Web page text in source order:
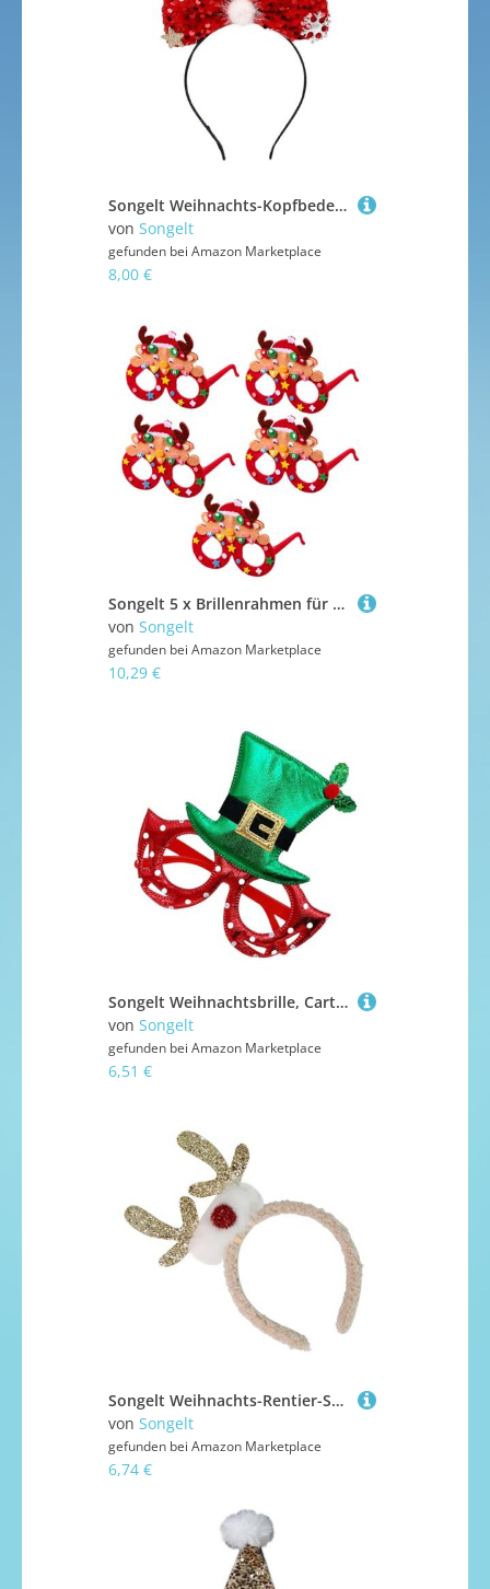
Songelt Weihnachts-Kopfbedeckung, festliches Stirnband, Foto-Requisiten, Party, Cosplay, Kostüme, Tanzparty, Glitzer, Urlaub, Weihnachten, für Damen, Erwachsene, Mädchen, Großpackung
von Songelt
gefunden bei Amazon Marketplace
8,00 €
Songelt 5 x Brillenrahmen für Weihnachtsfeiern, Weihnachtsdekoration, Neuheit, Kostüm, Kostüm, Brille, Brille ohne Linse, Feiertagsparty-Dekorationen
von Songelt
gefunden bei Amazon Marketplace
10,29 €
Songelt Weihnachtsbrille, Cartoon-Brillen, Dekoration für Feiertage, Veranstaltungen, Weihnachtsfeiern, Cartoon-Brille
von Songelt
gefunden bei Amazon Marketplace
6,51 €
Songelt Weihnachts-Rentier-Stirnband mit Ohren, festliches Elch-Kostüm, Haarschmuck, Kopfschmuck, Dekoration für Kinder, Weihnachts-Rentier-Geweih, Stirnband
von Songelt
gefunden bei Amazon Marketplace
6,74 €